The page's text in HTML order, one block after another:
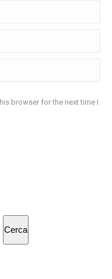
browser for the next time I
Cerca